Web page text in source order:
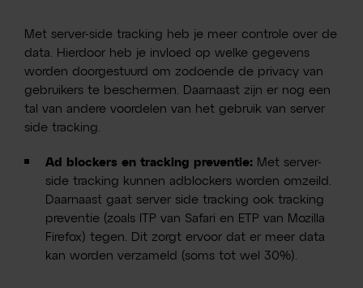
Met server-side tracking heb je meer controle over de
data. Hierdoor heb je invloed op welke gegevens
worden doorgestuurd om zodoende de privacy van
gebruikers te beschermen. Daarnaast zijn er nog een
tal van andere voordelen van het gebruik van server
side tracking.
Ad blockers en tracking preventie: Met server-
side tracking kunnen adblockers worden omzeild.
Daarnaast gaat server side tracking ook tracking
preventie (zoals ITP van Safari en ETP van Mozilla
Firefox) tegen. Dit zorgt ervoor dat er meer data
kan worden verzameld (soms tot wel 30%).